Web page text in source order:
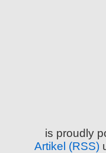
is proudly
Artikel (RSS)